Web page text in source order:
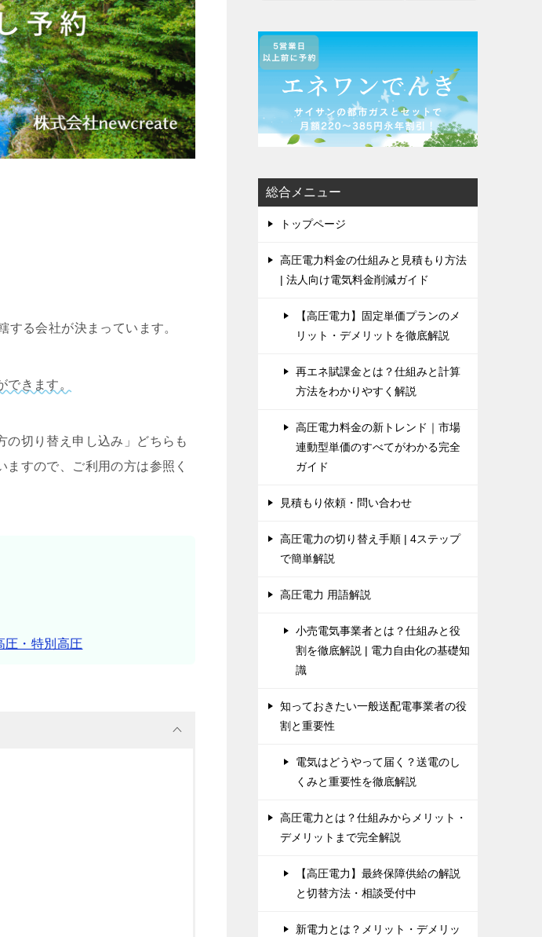
る会社が決まっています。
きます。
の切り替え申し込み」どちらも
すので、ご利用の方は参照く
圧・特別高圧
総合メニュー
トップページ
高圧電力料金の仕組みと見積もり方法
| 法人向け電気料金削減ガイド
【高圧電力】固定単価プランのメ
リット・デメリットを徹底解説
再エネ賦課金とは？仕組みと計算
方法をわかりやすく解説
高圧電力料金の新トレンド｜市場
連動型単価のすべてがわかる完全
ガイド
見積もり依頼・問い合わせ
高圧電力の切り替え手順 | 4ステップ
で簡単解説
高圧電力 用語解説
小売電気事業者とは？仕組みと役
割を徹底解説 | 電力自由化の基礎知
識
知っておきたい一般送配電事業者の役
割と重要性
電気はどうやって届く？送電のし
くみと重要性を徹底解説
高圧電力とは？仕組みからメリット・
デメリットまで完全解説
【高圧電力】最終保障供給の解説
と切替方法・相談受付中
新電力とは？メリット・デメリッ